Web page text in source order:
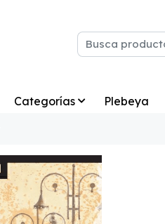
Categorías Plebeya